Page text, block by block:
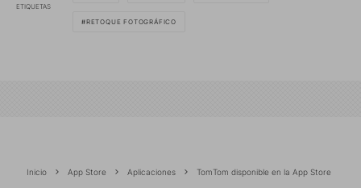
ETIQUETAS
RETOQUE FOTOGRÁFICO
Inicio App Store Aplicaciones TomTom disponible en la App Store